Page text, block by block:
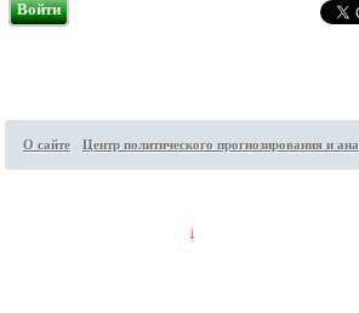
Войти
О сайте Центр политического прогнозирования и
↓